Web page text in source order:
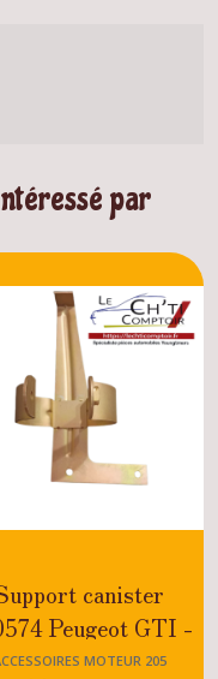
par
canister
Peugeot GTI -
- XS - DTURBO -
MOTEUR 205